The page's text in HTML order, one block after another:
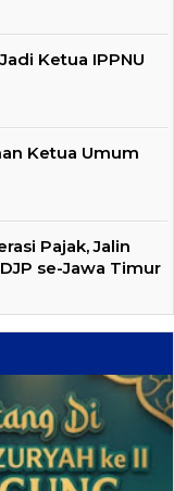
Ketua IPPNU
Ketua Umum
Pajak, Jalin
se-Jawa Timur